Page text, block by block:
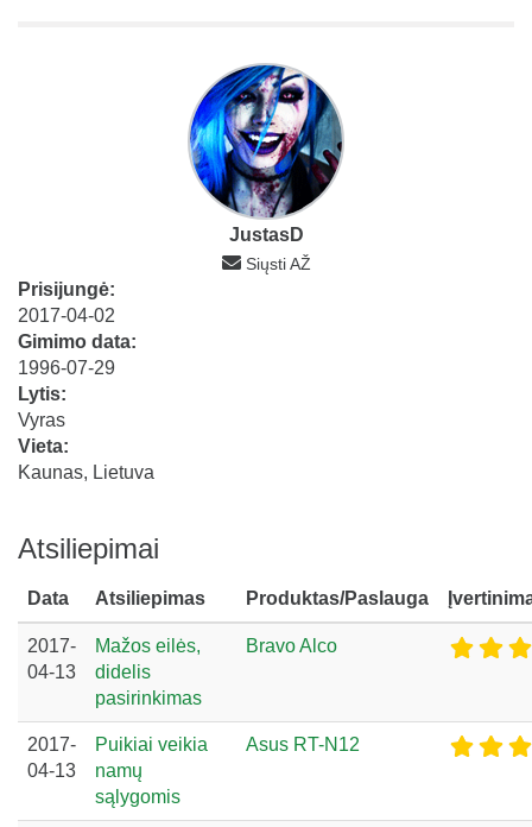
JustasD
Siųsti AŽ
Prisijungė:
2017-04-02
Gimimo data:
1996-07-29
Lytis:
Vyras
Vieta:
Kaunas, Lietuva
Atsiliepimai
Data Atsiliepimas Produktas/Paslauga
2017-
04-13
Mažos eilės,
didelis
pasirinkimas
Bravo Alco
2017-
04-13
Puikiai veikia
namų
sąlygomis
Asus RT-N12